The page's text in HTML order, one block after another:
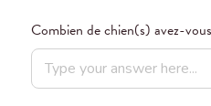
Combien de chien(s) avez-